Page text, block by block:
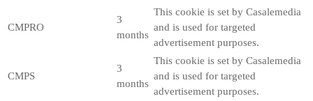
CMPRO
3
months
This cookie is set by Casalemedia
and is used for targeted
advertisement purposes.
CMPS
3
months
This cookie is set by Casalemedia
and is used for targeted
advertisement purposes.